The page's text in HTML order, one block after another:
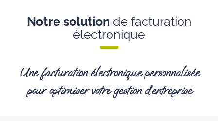
Notre solution de facturation
électronique
Une facturation électronique personnalisée
pour optimiser votre gestion d’entreprise